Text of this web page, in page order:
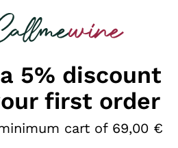
5% discount
first order
cart of 69,00 €